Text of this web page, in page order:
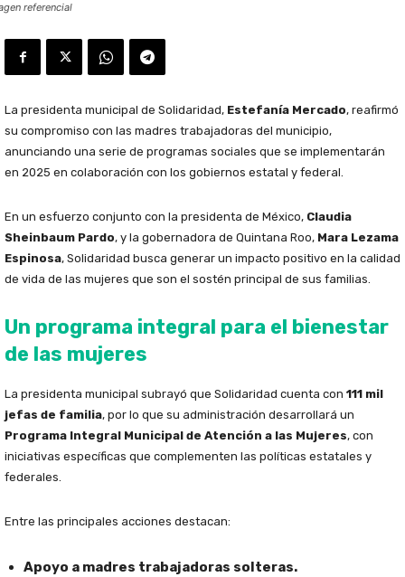
referencial
La presidenta municipal de Solidaridad, Estefanía Mercado, reafirmó
su compromiso con las madres trabajadoras del municipio,
anunciando una serie de programas sociales que se implementarán
en 2025 en colaboración con los gobiernos estatal y federal.
En un esfuerzo conjunto con la presidenta de México, Claudia
Sheinbaum Pardo, y la gobernadora de Quintana Roo, Mara Lezama
Espinosa, Solidaridad busca generar un impacto positivo en la calidad
de vida de las mujeres que son el sostén principal de sus familias.
Un programa integral para el bienestar
de las mujeres
La presidenta municipal subrayó que Solidaridad cuenta con 111 mil
jefas de familia, por lo que su administración desarrollará un
Programa Integral Municipal de Atención a las Mujeres, con
iniciativas específicas que complementen las políticas estatales y
federales.
Entre las principales acciones destacan:
Apoyo a madres trabajadoras solteras.